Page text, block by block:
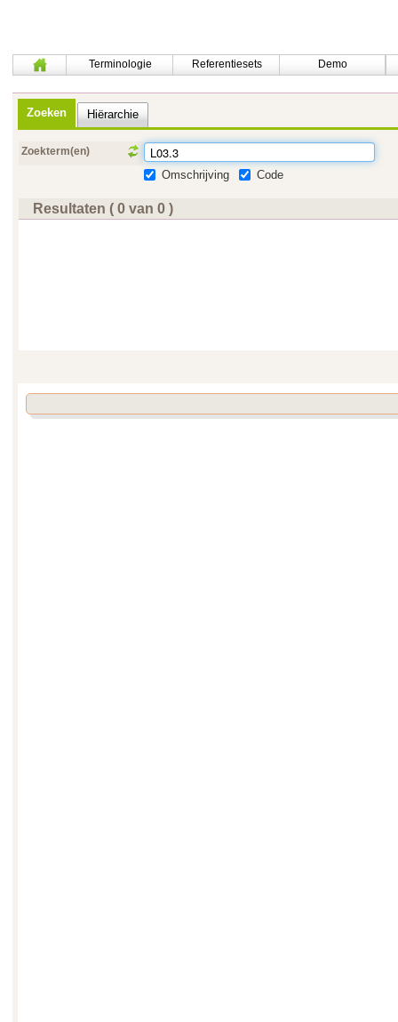
Terminologie Referentiesets Demo
Zoeken Hiërarchie
Zoekterm(en)
Omschrijving Code
Resultaten ( 0 van 0 )